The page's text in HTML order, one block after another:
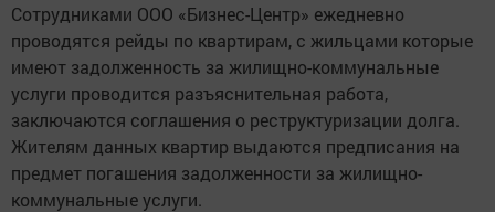
Сотрудниками ООО «Бизнес-Центр» ежедневно
проводятся рейды по квартирам, с жильцами которые
имеют задолженность за жилищно-коммунальные
услуги проводится разъяснительная работа,
заключаются соглашения о реструктуризации долга.
Жителям данных квартир выдаются предписания на
предмет погашения задолженности за жилищно-
коммунальные услуги.